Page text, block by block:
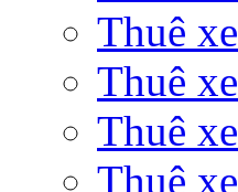
Thuê
Thuê
Thuê
Thuê